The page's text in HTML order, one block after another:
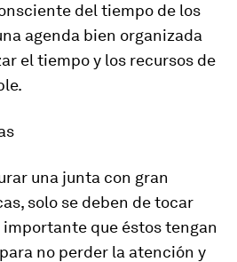
del tiempo de los
agenda bien organizada
el tiempo y los recursos de
una junta con gran
solo se deben de tocar
importante que éstos tengan
no perder la atención y